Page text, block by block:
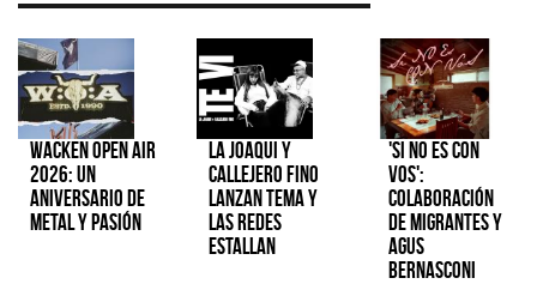
Wacken Open Air
2026: Un
aniversario de
metal y pasión
La Joaqui y
Callejero Fino
lanzan tema y
las redes
estallan
'Si No Es Con
Vos':
colaboración
de Migrantes y
Agus
Bernasconi